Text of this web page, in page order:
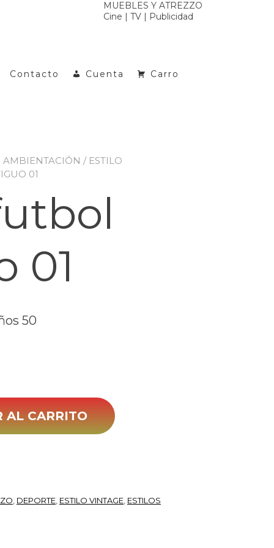
MUEBLES Y ATREZZO
Cine | TV | Publicidad
Contacto Cuenta Carro
AMBIENTACIÓN / ESTILO
01
01
50
AL CARRITO
DEPORTE ESTILO VINTAGE ESTILOS